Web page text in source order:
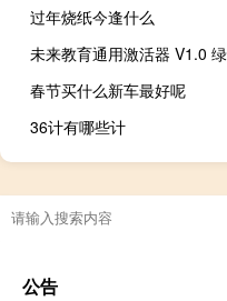
过年烧纸今逢什么
春节买什么新车最好呢
36计有哪些计
公告